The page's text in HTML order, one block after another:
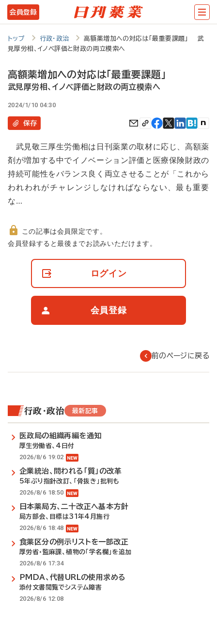
メ
イ
コ
テ
ツ
に
動
会員登録
トップ 行政・政治
高額薬増加への対応は「最重要課題」 武
見厚労相、イノベ評価と財政の両立模索へ
高額薬増加への対応は「最重要課題」
武見厚労相、イノベ評価と財政の両立模索へ
2024/1/10 04:30
保存
武見敬三厚生労働相は日刊薬業の取材に応じ、高額薬
剤が増加する中でイノベーション評価と医療保険財政の
持続可能性をバランス良く両立させることが「これから
われわれがチャレンジしなければならない、最も重要
な…
非
この記事は会員限定です。
会員登録すると最後までお読みいただけます。
ログイン
会員登録
前のページに戻る
行政・政治 最新記事
医政局の組織再編を通知
厚生労働省、4日付
2026/8/6 19:02
企業統治、問われる「質」の改革
5年ぶり指針改訂、「骨抜き」批判も
2026/8/6 18:50
日本薬局方、二十改正へ基本方針
局方部会、目標は31年4月施行
2026/8/6 18:48
食薬区分の例示リストを一部改正
厚労省・監麻課、植物の「学名欄」を追加
2026/8/6 17:34
PMDA、代替URLの使用求める
添付文書閲覧でシステム障害
2026/8/6 12:08